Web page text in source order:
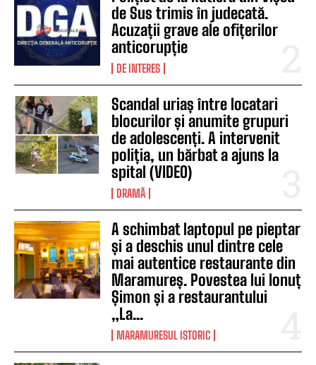
de Sus trimis în judecată.
Acuzații grave ale ofițerilor
anticorupție
DE INTERES
Scandal uriaș între locatari
blocurilor și anumite grupuri
de adolescenți. A intervenit
poliția, un bărbat a ajuns la
spital (VIDEO)
DRAMĂ
A schimbat laptopul pe pieptar
și a deschis unul dintre cele
mai autentice restaurante din
Maramureș. Povestea lui Ionuț
Șimon și a restaurantului
„La...
MARAMURESUL ISTORIC